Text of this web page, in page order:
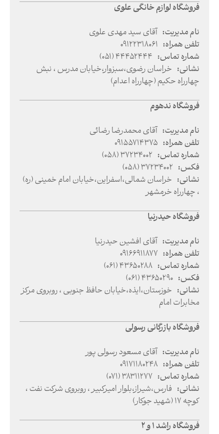
فروشگاه لوازم خانگی علوی
نام مدیریت: آقای سید مهدی علوی
تلفن همراه:
09122318061
شماره تماس:
(051) 44452444
نشانی: خراسان رضوی،سبزوار،خیابان مدرس ، نبش
چهارراه حکیم (چهارراه اعدام)
فروشگاه ندهوم
نام مدیریت: آقای محمدرضا رضائی
تلفن همراه:
09155714375
شماره تماس:
(058) 37234002
فکس:
(058) 37234002
نشانی: خراسان شمالی،اسفراین،خیابان امام خمینی (ره)
، چهارراه خرمشهر
فروشگاه حیدرنیا
نام مدیریت: آقای افشین حیدرنیا
تلفن همراه:
09166911877
شماره تماس:
(061) 43650288
فکس:
(061) 43650290
نشانی: خوزستان،ایذه،خیابان حافظ جنوبی ، روبروی مرکز
مخابرات امام
فروشگاه بازرگانی رسولی
نام مدیریت: آقای مسعود رسولی پور
تلفن همراه:
09171180248
شماره تماس:
(071) 38311277
نشانی: فارس،شیراز،بلوار امیرکبیر ، روبروی شرکت نفت ،
کوچه 17 (شهید جوکار)
فروشگاه راشد 1 و 2